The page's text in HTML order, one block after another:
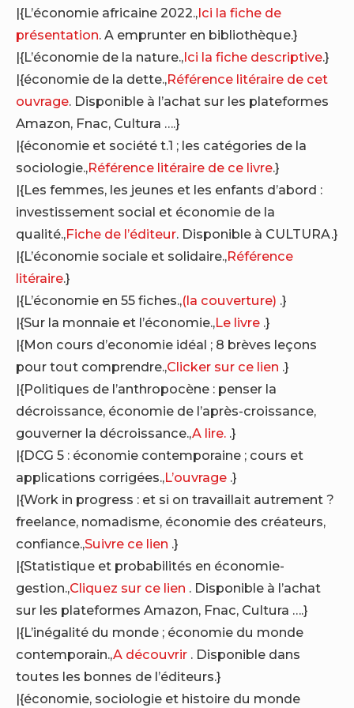
|{L’économie africaine 2022.,Ici la fiche de
présentation. A emprunter en bibliothèque.}
|{L’économie de la nature.,Ici la fiche descriptive.}
|{économie de la dette.,Référence litéraire de cet
ouvrage. Disponible à l’achat sur les plateformes
Amazon, Fnac, Cultura ….}
|{économie et société t.1 ; les catégories de la
sociologie.,Référence litéraire de ce livre.}
|{Les femmes, les jeunes et les enfants d’abord :
investissement social et économie de la
qualité.,Fiche de l’éditeur. Disponible à CULTURA.}
|{L’économie sociale et solidaire.,Référence
litéraire.}
|{L’économie en 55 fiches.,(la couverture) .}
|{Sur la monnaie et l’économie.,Le livre .}
|{Mon cours d’economie idéal ; 8 brèves leçons
pour tout comprendre.,Clicker sur ce lien .}
|{Politiques de l’anthropocène : penser la
décroissance, économie de l’après-croissance,
gouverner la décroissance.,A lire. .}
|{DCG 5 : économie contemporaine ; cours et
applications corrigées.,L’ouvrage .}
|{Work in progress : et si on travaillait autrement ?
freelance, nomadisme, économie des créateurs,
confiance.,Suivre ce lien .}
|{Statistique et probabilités en économie-
gestion.,Cliquez sur ce lien . Disponible à l’achat
sur les plateformes Amazon, Fnac, Cultura ….}
|{L’inégalité du monde ; économie du monde
contemporain.,A découvrir . Disponible dans
toutes les bonnes de l’éditeurs.}
|{économie, sociologie et histoire du monde